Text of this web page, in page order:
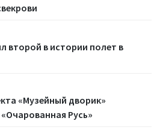
второй в истории полет в
«Музейный дворик»
Русь»